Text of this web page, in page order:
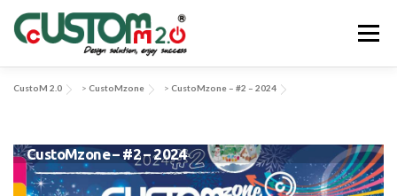
contenuto
Menu
APPLICAZIONI & SOLUZIONI EV-SYS NEWS
CustoM 2.0 > CustoMzone > CustoMzone – #2 – 2024
CustoMzone – #2 – 2024